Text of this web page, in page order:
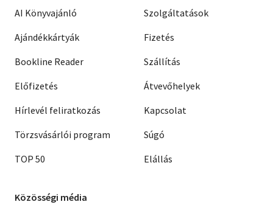
AI Könyvajánló
Ajándékkártyák
Bookline Reader
Előfizetés
Hírlevél feliratkozás
Törzsvásárlói program
TOP 50
Szolgáltatások
Fizetés
Szállítás
Átvevőhelyek
Kapcsolat
Súgó
Elállás
Közösségi média